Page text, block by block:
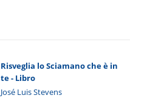
Risveglia lo Sciamano che è in
te - Libro
José Luis Stevens